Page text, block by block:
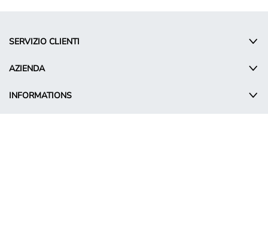
SERVIZIO CLIENTI
AZIENDA
INFORMATIONS